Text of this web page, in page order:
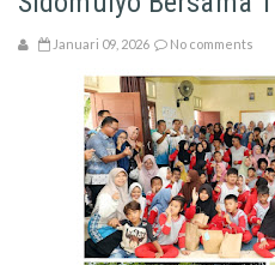
Januari 09, 2026 No comments